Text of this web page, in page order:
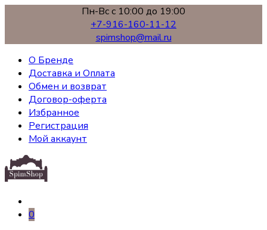
Пн-Вс с 10:00 до 19:00
+7-916-160-11-12
spimshop@mail.ru
О Бренде
Доставка и Оплата
Обмен и возврат
Договор-оферта
Избранное
Регистрация
Мой аккаунт
0